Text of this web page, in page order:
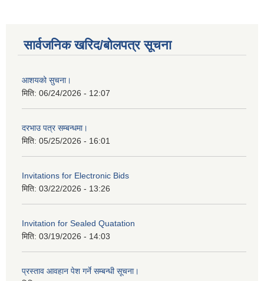
सार्वजनिक खरिद/बोलपत्र सूचना
आशयको सुचना।
मिति: 06/24/2026 - 12:07
दरभाउ पत्र सम्बन्धमा।
मिति: 05/25/2026 - 16:01
Invitations for Electronic Bids
मिति: 03/22/2026 - 13:26
Invitation for Sealed Quatation
मिति: 03/19/2026 - 14:03
प्रस्ताव आवहान पेश गर्ने सम्बन्धी सूचना।